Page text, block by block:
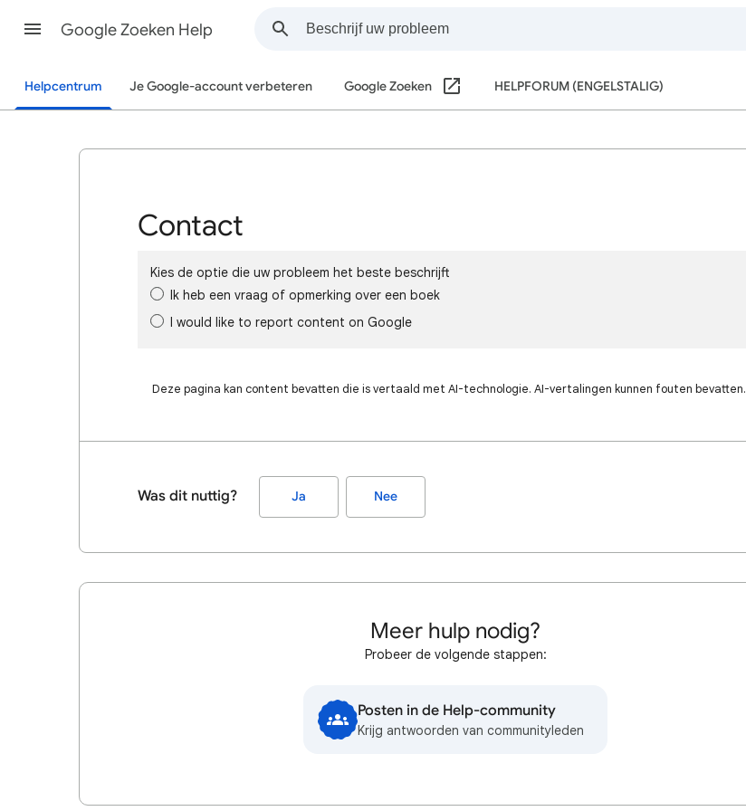
Google Zoeken Help
Helpcentrum Je Google-account verbeteren Google Zoeken HELPFORUM (ENGELSTALIG)
Contact
Kies de optie die uw probleem het beste beschrijft
Ik heb een vraag of opmerking over een boek
I would like to report content on Google
Deze pagina kan content bevatten die is vertaald met AI-technologie. AI-vertalingen kunnen fouten bevatten.
Was dit nuttig? Ja Nee
Meer hulp nodig?
Probeer de volgende stappen:
Posten in de Help-community
Krijg antwoorden van communityleden